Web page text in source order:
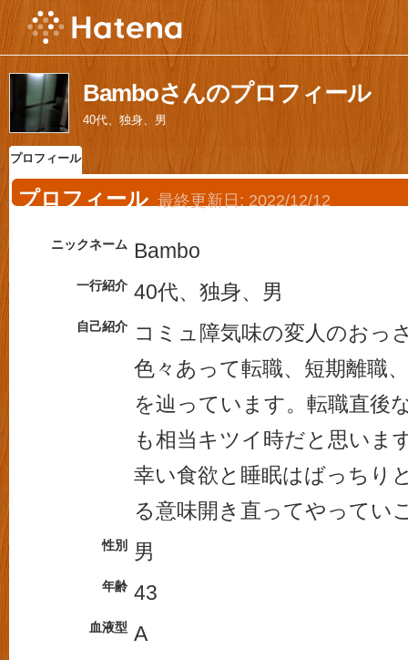
Bamboさんのプロフィール
40代、独身、男
プロフィール
プロフィール 最終更新日: 2022/12/12
ニックネーム Bambo
一行紹介 40代、独身、男
自己紹介
コミュ障気味の変人のおっ
色々あって転職、短期離職
を辿っています。転職直後
も相当キツイ時だと思いま
幸い食欲と睡眠はばっちり
る意味開き直ってやってい
性別 男
年齢 43
血液型 A